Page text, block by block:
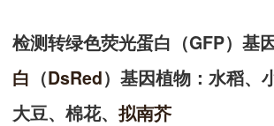
检测转绿色荧光蛋白（GFP）基因
白 （DsRed）基因植物：水稻、
大豆、棉花、 拟南芥